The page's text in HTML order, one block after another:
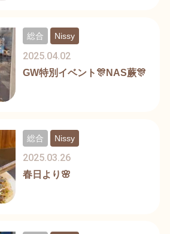
GW特別イベント🎊NAS蕨🎊
2025.04.02
総合 Nissy
春日より🌸
2025.03.26
総合 Nissy